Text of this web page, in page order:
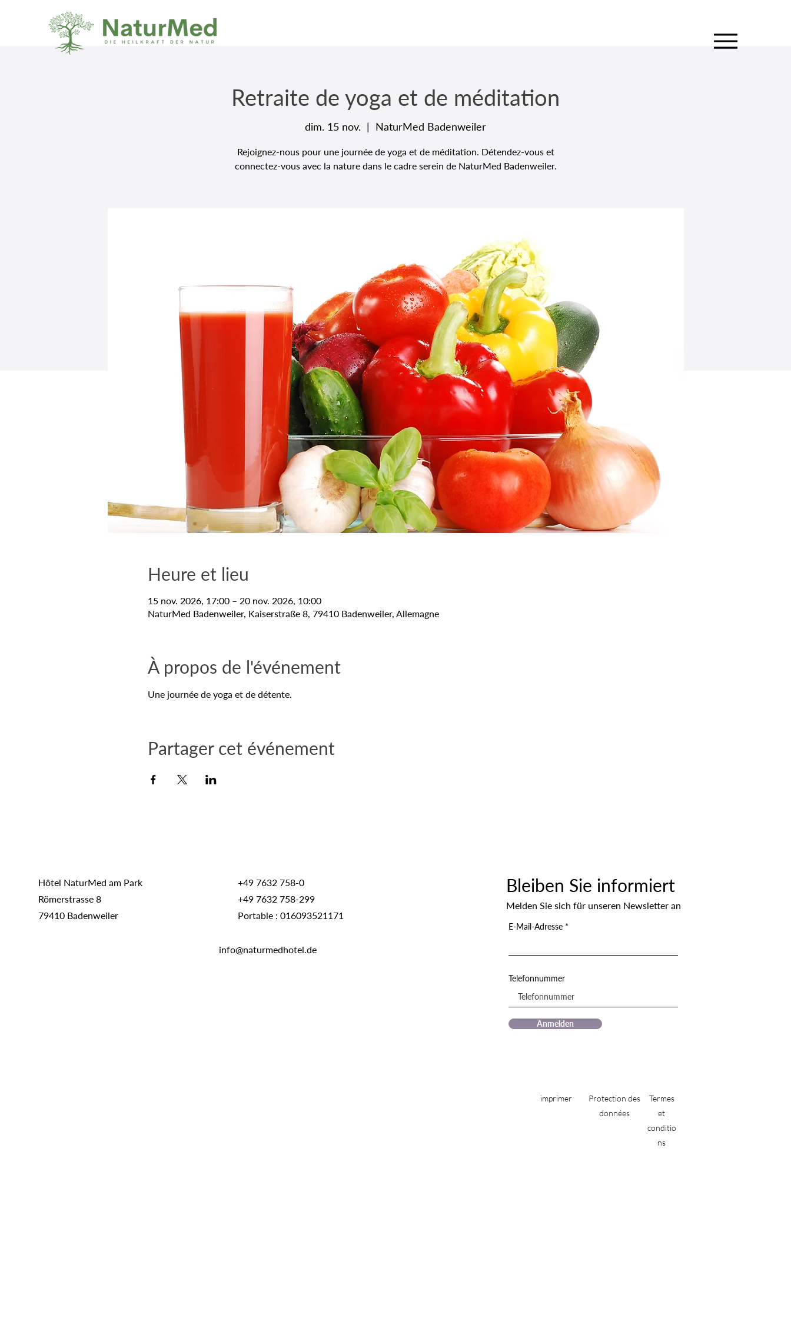
Retraite de yoga et de méditation
dim. 15 nov.
  |
NaturMed Badenweiler
Rejoignez-nous pour une journée de yoga et de méditation. Détendez-vous et
connectez-vous avec la nature dans le cadre serein de NaturMed Badenweiler.
Heure et lieu
15 nov. 2026, 17:00 – 20 nov. 2026, 10:00
NaturMed Badenweiler, Kaiserstraße 8, 79410 Badenweiler, Allemagne
À propos de l'événement
Une journée de yoga et de détente.
Partager cet événement
Hôtel NaturMed am Park
Römerstrasse 8
79410 Badenweiler
+49 7632 758-0
+49 7632 758-299
Portable : 016093521171
info@naturmedhotel.de
Bleiben Sie informiert
Melden Sie sich für unseren Newsletter an
E-Mail-Adresse
Telefonnummer
Anmelden
imprimer
Protection des
données
Termes
et
conditio
ns